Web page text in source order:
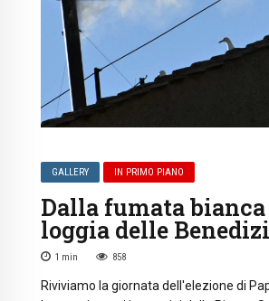
GALLERY IN PRIMO PIANO
Dalla fumata
loggia delle
1 min 858
Riviviamo la giornata dell'elezione di